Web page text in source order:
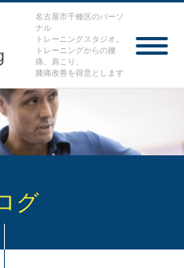
名古屋市千種区のパーソ
ナル
トレーニングスタジオ。
トレーニングからの腰
痛、肩こり、
膝痛改善を得意とします
グ